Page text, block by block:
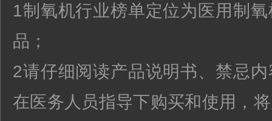
1制氧机行业榜单定位为医用制
品；
2请仔细阅读产品说明书、禁忌
在医务人员指导下购买和使用，